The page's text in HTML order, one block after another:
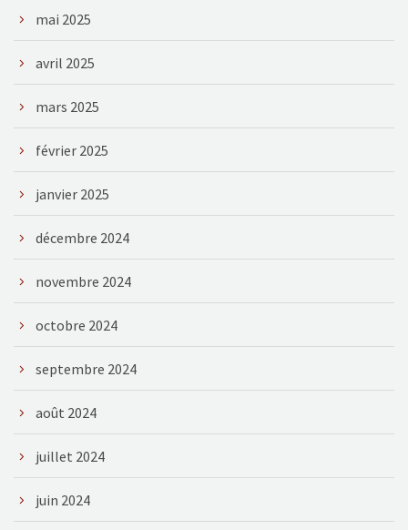
mai 2025
avril 2025
mars 2025
février 2025
janvier 2025
décembre 2024
novembre 2024
octobre 2024
septembre 2024
août 2024
juillet 2024
juin 2024